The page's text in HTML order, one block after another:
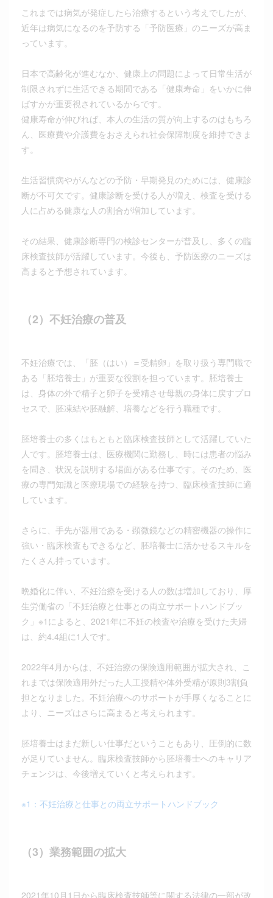
これまでは病気が発症したら治療するという考えでしたが、
近年は病気になるのを予防する「予防医療」のニーズが高ま
っています。
日本で高齢化が進むなか、健康上の問題によって日常生活が
制限されずに生活できる期間である「健康寿命」をいかに伸
ばすかが重要視されているからです。
健康寿命が伸びれば、本人の生活の質が向上するのはもちろ
ん、医療費や介護費をおさえられ社会保障制度を維持できま
す。
生活習慣病やがんなどの予防・早期発見のためには、健康診
断が不可欠です。健康診断を受ける人が増え、検査を受ける
人に占める健康な人の割合が増加しています。
その結果、健康診断専門の検診センターが普及し、多くの臨
床検査技師が活躍しています。今後も、予防医療のニーズは
高まると予想されています。
（2）不妊治療の普及
不妊治療では、「胚（はい）＝受精卵」を取り扱う専門職で
ある「胚培養士」が重要な役割を担っています。胚培養士
は、身体の外で精子と卵子を受精させ母親の身体に戻すプロ
セスで、胚凍結や胚融解、培養などを行う職種です。
胚培養士の多くはもともと臨床検査技師として活躍していた
人です。胚培養士は、医療機関に勤務し、時には患者の悩み
を聞き、状況を説明する場面がある仕事です。そのため、医
療の専門知識と医療現場での経験を持つ、臨床検査技師に適
しています。
さらに、手先が器用である・顕微鏡などの精密機器の操作に
強い・臨床検査もできるなど、胚培養士に活かせるスキルを
たくさん持っています。
晩婚化に伴い、不妊治療を受ける人の数は増加しており、厚
生労働省の「不妊治療と仕事との両立サポートハンドブッ
ク」※1によると、2021年に不妊の検査や治療を受けた夫婦
は、約4.4組に1人です。
2022年4月からは、不妊治療の保険適用範囲が拡大され、こ
れまでは保険適用外だった人工授精や体外受精が原則3割負
担となりました。不妊治療へのサポートが手厚くなることに
より、ニーズはさらに高まると考えられます。
胚培養士はまだ新しい仕事だということもあり、圧倒的に数
が足りていません。臨床検査技師から胚培養士へのキャリア
チェンジは、今後増えていくと考えられます。
※1：不妊治療と仕事との両立サポートハンドブック
（3）業務範囲の拡大
2021年10月1日から臨床検査技師等に関する法律の一部が改